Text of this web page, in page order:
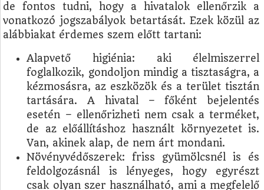
de fontos tudni, hogy a hivatalok ellenőrzik a
vonatkozó jogszabályok betartását. Ezek közül az
alábbiakat érdemes szem előtt tartani:
Alapvető higiénia: aki élelmiszerrel
foglalkozik, gondoljon mindig a tisztaságra, a
kézmosásra, az eszközök és a terület tisztán
tartására. A hivatal – főként bejelentés
esetén – ellenőrizheti nem csak a terméket,
de az előállításhoz használt környezetet is.
Van, akinek alap, de nem árt mondani.
Növényvédőszerek: friss gyümölcsnél is és
feldolgozásnál is lényeges, hogy egyrészt
csak olyan szer használható, ami a megfelelő